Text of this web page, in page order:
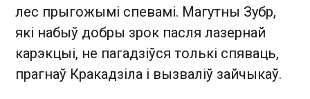
лес прыгожымі спевамі. Магутны Зубр,
які набыў добры зрок пасля лазернай
карэкцыі, не пагадзіўся толькі спяваць,
прагнаў Кракадзіла і вызваліў зайчыкаў.